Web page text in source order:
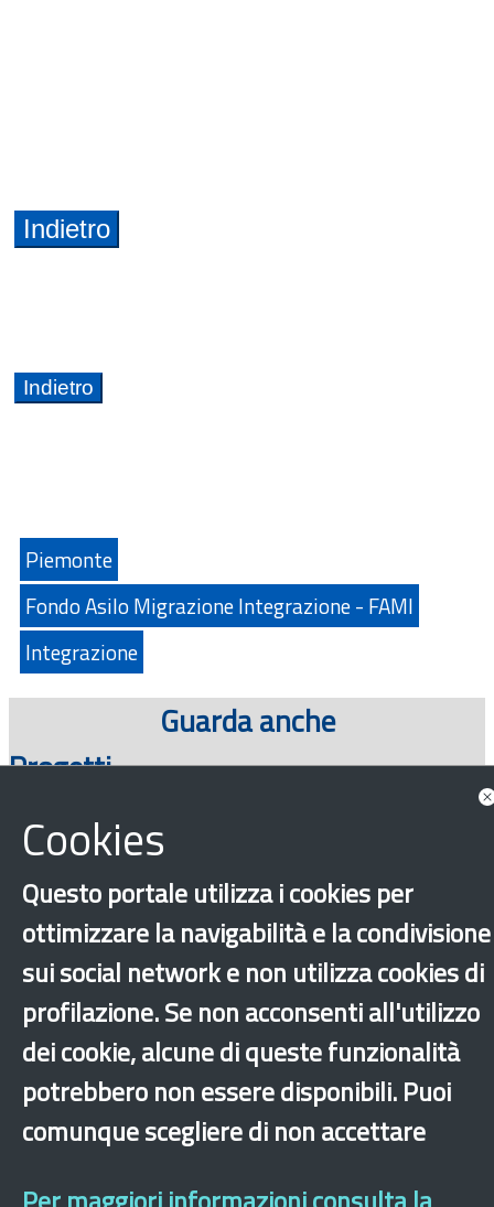
Piemonte
Fondo Asilo Migrazione Integrazione - FAMI
Integrazione
Guarda anche
Progetti
×
Cookies
Questo portale utilizza i cookies per
ottimizzare la navigabilità e la condivisione
sui social network e non utilizza cookies di
profilazione. Se non acconsenti all'utilizzo
dei cookie, alcune di queste funzionalità
potrebbero non essere disponibili. Puoi
comunque scegliere di non accettare
Dichiarazione di accessibilità Mappa del sito Legal & Privacy
Contatti